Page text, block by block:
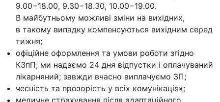
9.00−18.00, 9.30−18.30, 10.00−19.00.
В майбутньому можливі зміни на вихідних,
в такому випадку компенсуються вихідним серед
тижня;
офіційне оформлення та умови роботи згідно
КЗпП; ми надаємо 24 дня відпустки і оплачуваний
лікарняний; завжди вчасно виплачуємо ЗП;
чесність та прозорість у всіх комунікаціях;
медичне страхування після адаптаційного